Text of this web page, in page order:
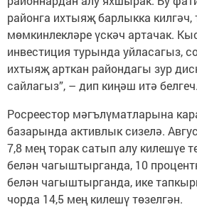
районга ихтыяҗ барлыкка килгәч,
мөмкинлекләре үскәч артачак.
инвестиция турында уйласагыз,
ихтыяҗ арткан райондагы зур
сайлагыз”, – дип киңәш итә белгеч.
Росреестор мәгълүматларына
базарында активлык сизелә.
7,8 мең торак сатып алу килешүе
белән чагыштырганда, 10
белән чагыштырганда, ике
чорда 14,5 мең килешү төзелгән.